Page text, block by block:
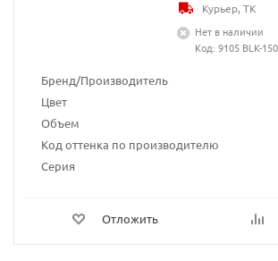
Бренд/Производитель
Цвет
Объем
Код оттенка по производителю
Серия
Отложить
Курьер, ТК
Нет в наличии
Код: 9105 BLK-150